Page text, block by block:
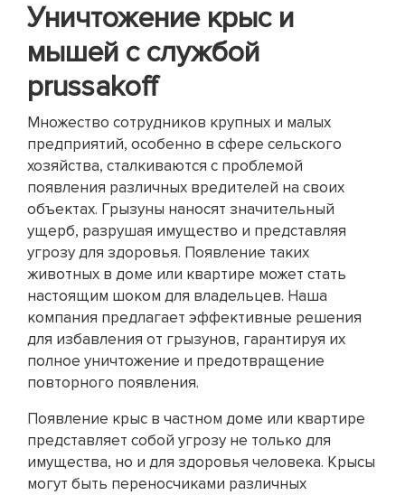
Уничтожение крыс и
мышей с службой
prussakoff
Множество сотрудников крупных и малых
предприятий, особенно в сфере сельского
хозяйства, сталкиваются с проблемой
появления различных вредителей на своих
объектах. Грызуны наносят значительный
ущерб, разрушая имущество и представляя
угрозу для здоровья. Появление таких
животных в доме или квартире может стать
настоящим шоком для владельцев. Наша
компания предлагает эффективные решения
для избавления от грызунов, гарантируя их
полное уничтожение и предотвращение
повторного появления.
Появление крыс в частном доме или квартире
представляет собой угрозу не только для
имущества, но и для здоровья человека. Крысы
могут быть переносчиками различных